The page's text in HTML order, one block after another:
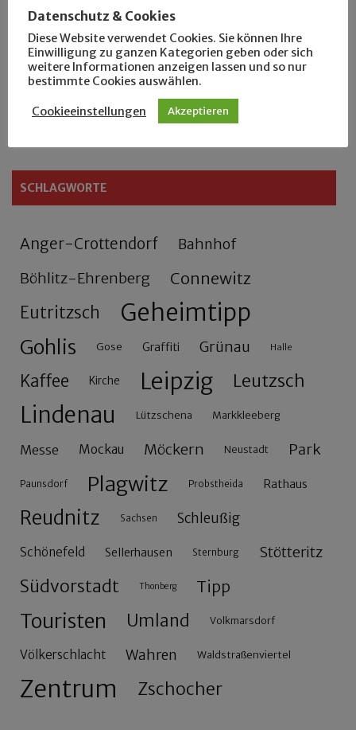
Rennfahrer in Schönefeld und Zschocher
Zu Fuß durch Anger-Crottendorf
Sammler- und Wanderfreund Hardy
SCHLAGWORTE
Anger-Crottendorf Bahnhof
Böhlitz-Ehrenberg Connewitz
Eutritzsch Geheimtipp
Gohlis Gose Graffiti Grünau Halle
Kaffee Kirche Leipzig Leutzsch
Lindenau Lützschena Markkleeberg
Messe Mockau Möckern Neustadt Park
Paunsdorf Plagwitz Probstheida Rathaus
Reudnitz Sachsen Schleußig
Schönefeld Sellerhausen Sternburg Stötteritz
Südvorstadt Thonberg Tipp
Touristen Umland Volkmarsdorf
Völkerschlacht Wahren Waldstraßenviertel
Zentrum Zschocher
Datenschutz & Cookies
Diese Website verwendet Cookies. Sie können Ihre
Einwilligung zu ganzen Kategorien geben oder sich
weitere Informationen anzeigen lassen und so nur
bestimmte Cookies auswählen.
Cookieeinstellungen Akzeptieren